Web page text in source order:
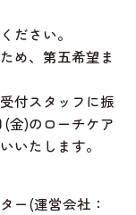
ださい。
め、第五希望ま
付スタッフに振
(金)のローチケア
いたします。
ー(運営会社：